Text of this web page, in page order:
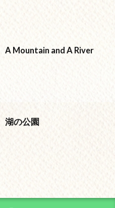
A Mountain and A River
湖の公園